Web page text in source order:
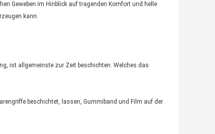
Geweben im Hinblick auf tragenden Komfort und helle
kann.
ist allgemeinste zur Zeit beschichten. Welches das
beschichtet, lassen, Gummiband und Film auf der